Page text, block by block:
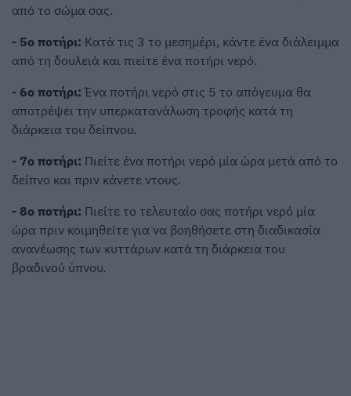
από το σώμα σας.
- 5ο ποτήρι: Κατά τις 3 το μεσημέρι, κάντε ένα διάλειμμα
από τη δουλειά και πιείτε ένα ποτήρι νερό.
- 6ο ποτήρι: Ένα ποτήρι νερό στις 5 το απόγευμα θα
αποτρέψει την υπερκατανάλωση τροφής κατά τη
διάρκεια του δείπνου.
- 7ο ποτήρι: Πιείτε ένα ποτήρι νερό μία ώρα μετά από το
δείπνο και πριν κάνετε ντους.
- 8ο ποτήρι: Πιείτε το τελευταίο σας ποτήρι νερό μία
ώρα πριν κοιμηθείτε για να βοηθήσετε στη διαδικασία
ανανέωσης των κυττάρων κατά τη διάρκεια του
βραδινού ύπνου.